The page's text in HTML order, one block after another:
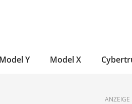
Model Y Model X
ANZEIGE